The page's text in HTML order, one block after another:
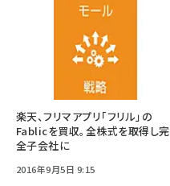
楽天、フリマアプリ「フリル」の
Fablicを買収。全株式を取得し完
全子会社に
2016年9月5日 9:15